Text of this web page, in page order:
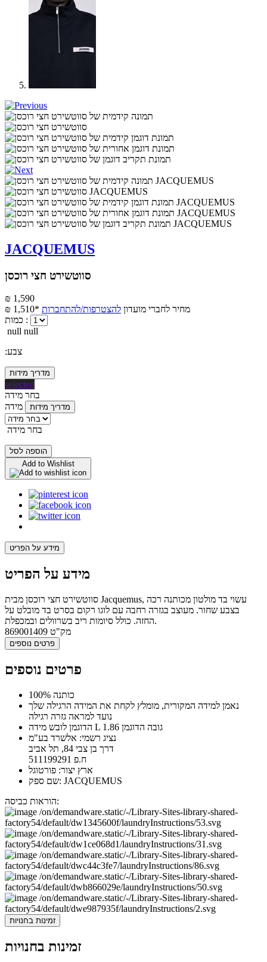
JACQUEMUS
סווטשירט חצי רוכסן
₪ 1,590
₪ 1,510*
מחיר לחברי מועדון להצטרפות/להתחברות
כמות :
null null
:צבע
מדריך מידות
selected
בחר מידה
מידה
מדריך מידות
בחר מידה
הוספה לסל
Add to Wishlist
מידע על הפריט
מידע על הפריט
סווטשירט חצי רוכסן מבית Jacquemus, עשוי בד מולטון מכותנה רכה
בצבע שחור. מעוצב בגזרה רחבה עם לוגו רקום בסרט בד מובלט על
החזה. כולל סיומות ריב בשרוולים ובמכפלת.
מק"ט 869001409
פרטים נוספים
פרטים נוספים
100% כותנה
נאמן למידה המקורית, מומלץ לקחת את המידה הרגילה שלך
נועד למראה גזרה רגילה
הדוגמן לובש מידה L גובה הדוגמן 1.86
נציג רשמי: אלשרד בע"מ
דרך בן צבי 84, תל אביב
ח.פ 511199291
ארץ יצור: פורטוגל
שם ספק: JACQUEMUS
הוראות כביסה:
זמינות בחנויות
זמינות בחנויות